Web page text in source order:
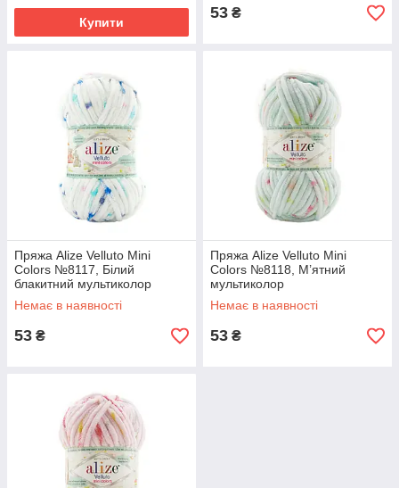
Купити
53 ₴
Пряжа Alize Velluto Mini
Colors №8117, Білий
блакитний мультиколор
Немає в наявності
53 ₴
Пряжа Alize Velluto Mini
Colors №8118, М’ятний
мультиколор
Немає в наявності
53 ₴